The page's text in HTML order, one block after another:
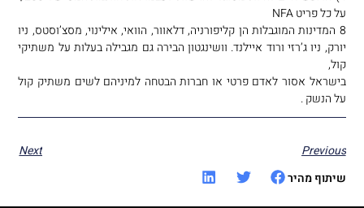
על כל פריט NFA
8 המדינות המוגבלות הן קליפורניה, דלאוור, הוואי, אילינוי, מסצ’וסטס, ניו
יורק, ניו ג’רזי ורוד איילנד. וושינגטון הבירה גם מגבילה בעלות על משתיקי
קול,
בישראל אסור לאדם פרטי או חברות הבטחה למיניהם לשים משתיק קול
על הנשק .
Previous
Next
שיתוף מהיר